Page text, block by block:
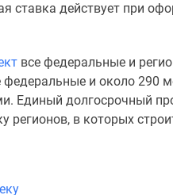
ставка действует при
все федеральные и
и около 290
Единый долгосрочный
регионов, в которых